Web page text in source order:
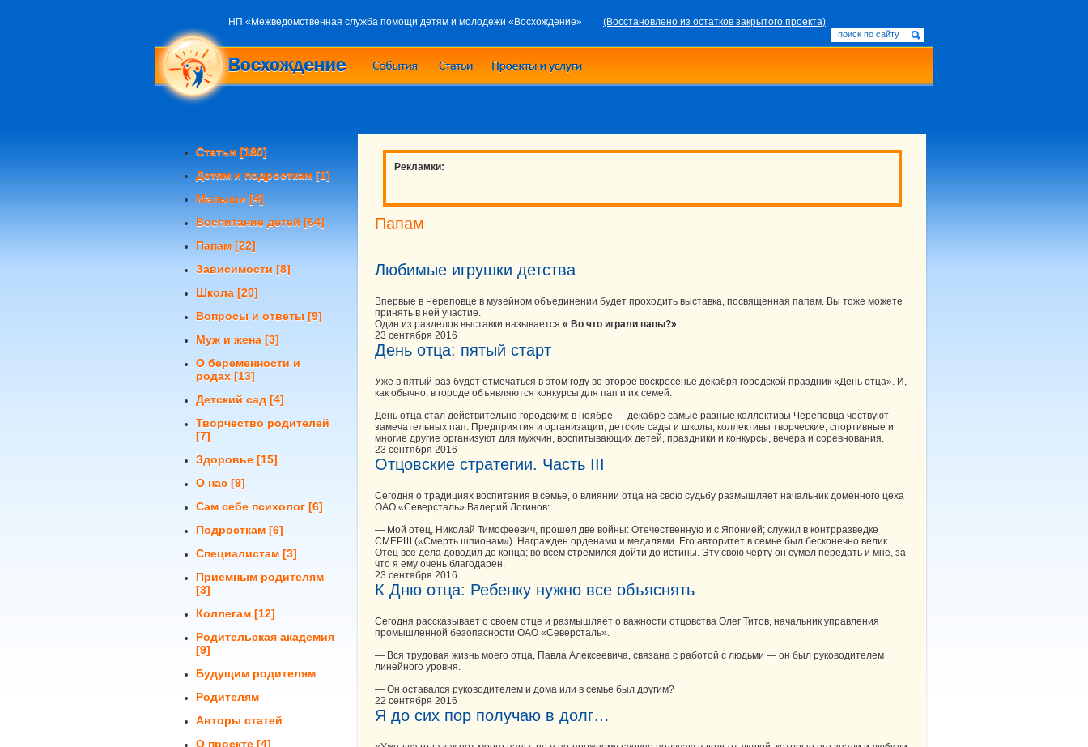
НП «Межведомственная служба помощи детям и молодежи «Восхождение» (Восстановлено из остатков закрытого проекта)
Статьи [180]
Детям и подросткам [1]
Малыши [4]
Воспитание детей [64]
Папам [22]
Зависимости [8]
Школа [20]
Вопросы и ответы [9]
Муж и жена [3]
О беременности и
родах [13]
Детский сад [4]
Творчество родителей
[7]
Здоровье [15]
О нас [9]
Сам себе психолог [6]
Подросткам [6]
Специалистам [3]
Приемным родителям
[3]
Коллегам [12]
Родительская академия
[9]
Будущим родителям
Родителям
Авторы статей
О проекте [4]
Рекламки:
Папам
Любимые игрушки детства
Впервые в Череповце в музейном объединении будет проходить выставка, посвященная папам. Вы тоже можете
принять в ней участие.
Один из разделов выставки называется « Во что играли папы?».
23 сентября 2016
День отца: пятый старт
Уже в пятый раз будет отмечаться в этом году во второе воскресенье декабря городской праздник «День отца». И,
как обычно, в городе объявляются конкурсы для пап и их семей.
День отца стал действительно городским: в ноябре — декабре самые разные коллективы Череповца чествуют
замечательных пап. Предприятия и организации, детские сады и школы, коллективы творческие, спортивные и
многие другие организуют для мужчин, воспитывающих детей, праздники и конкурсы, вечера и соревнования.
23 сентября 2016
Отцовские стратегии. Часть III
Сегодня о традициях воспитания в семье, о влиянии отца на свою судьбу размышляет начальник доменного цеха
ОАО «Северсталь» Валерий Логинов:
— Мой отец, Николай Тимофеевич, прошел две войны: Отечественную и с Японией; служил в контрразведке
СМЕРШ («Смерть шпионам»). Награжден орденами и медалями. Его авторитет в семье был бесконечно велик.
Отец все дела доводил до конца; во всем стремился дойти до истины. Эту свою черту он сумел передать и мне, за
что я ему очень благодарен.
23 сентября 2016
К Дню отца: Ребенку нужно все объяснять
Сегодня рассказывает о своем отце и размышляет о важности отцовства Олег Титов, начальник управления
промышленной безопасности ОАО «Северсталь».
— Вся трудовая жизнь моего отца, Павла Алексеевича, связана с работой с людьми — он был руководителем
линейного уровня.
— Он оставался руководителем и дома или в семье был другим?
22 сентября 2016
Я до сих пор получаю в долг…